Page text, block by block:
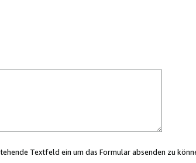
Textfeld ein um das Formular absenden zu